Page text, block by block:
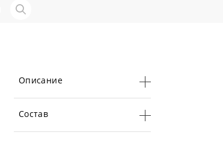
Описание
Состав